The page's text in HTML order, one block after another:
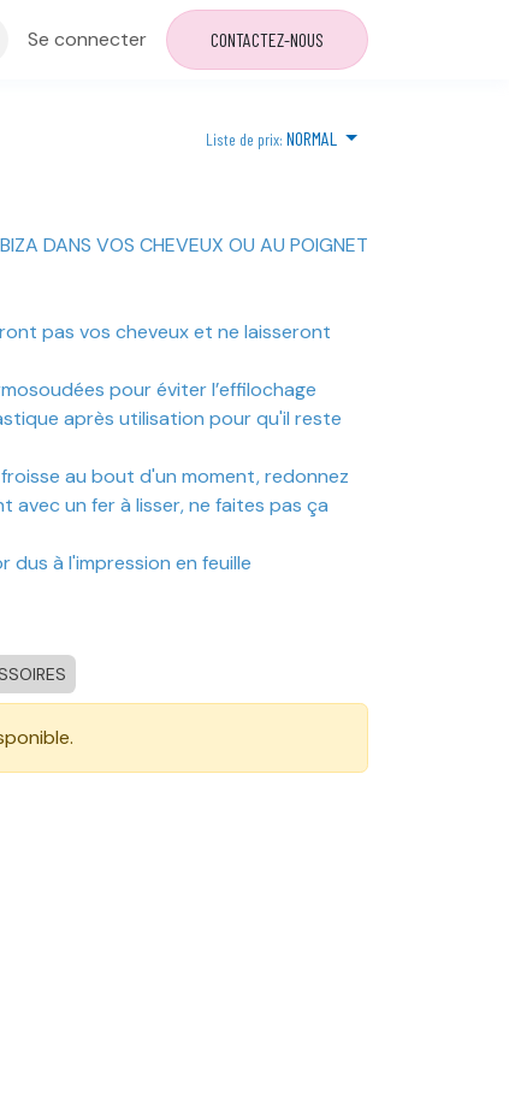
Se connecter CONTACTEZ-NOUS
Liste de prix: NORMAL
DANS VOS CHEVEUX OU AU POIGNET
pas vos cheveux et ne laisseront
pour éviter l’effilochage
après utilisation pour qu'il reste
au bout d'un moment, redonnez
avec un fer à lisser, ne faites pas ça
dus à l'impression en feuille